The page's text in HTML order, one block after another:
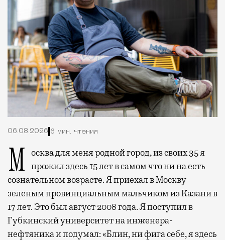
06.08.2026 6 мин. чтения
Москва для меня родной город, из своих 35 я прожил здесь 15 лет в самом что ни на есть
сознательном возрасте. Я приехал в Москву
зеленым провинциальным мальчиком из Казани в
17 лет. Это был август 2008 года. Я поступил в
Губкинский университет на инженера-
нефтяника и подумал: «Блин, ни фига себе, я здесь